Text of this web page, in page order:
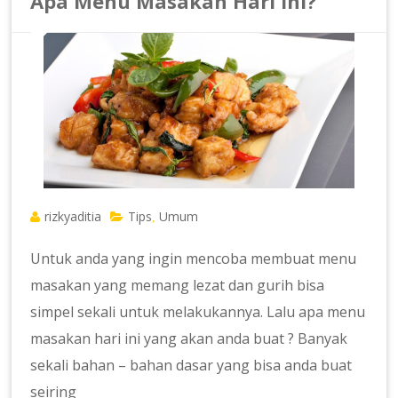
rizkyaditia Tips ,Umum
Untuk anda yang ingin mencoba membuat menu
masakan yang memang lezat dan gurih bisa
simpel sekali untuk melakukannya. Lalu apa menu
masakan hari ini yang akan anda buat ? Banyak
sekali bahan – bahan dasar yang bisa anda buat
seiring